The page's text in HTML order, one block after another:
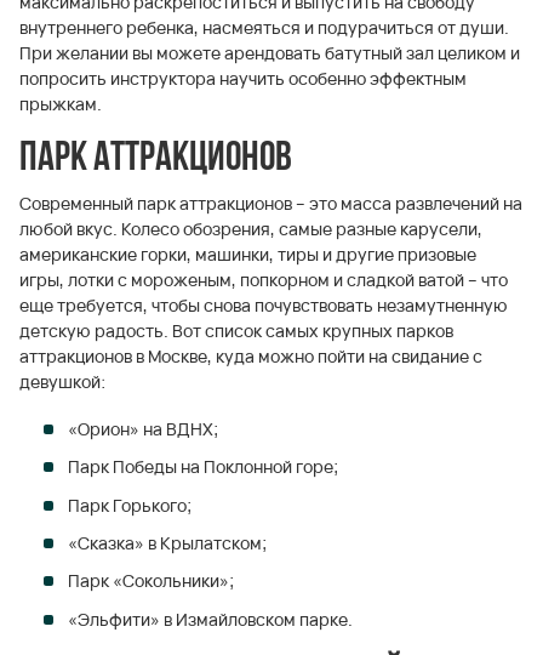
внутреннего ребенка, насмеяться и подурачиться от души.
При желании вы можете арендовать батутный зал целиком и
попросить инструктора научить особенно эффектным
прыжкам.
Парк аттракционов
Современный парк аттракционов – это масса развлечений на
любой вкус. Колесо обозрения, самые разные карусели,
американские горки, машинки, тиры и другие призовые
игры, лотки с мороженым, попкорном и сладкой ватой – что
еще требуется, чтобы снова почувствовать незамутненную
детскую радость. Вот список самых крупных парков
аттракционов в Москве, куда можно пойти на свидание с
девушкой:
«Орион» на ВДНХ;
Парк Победы на Поклонной горе;
Парк Горького;
«Сказка» в Крылатском;
Парк «Сокольники»;
«Эльфити» в Измайловском парке.